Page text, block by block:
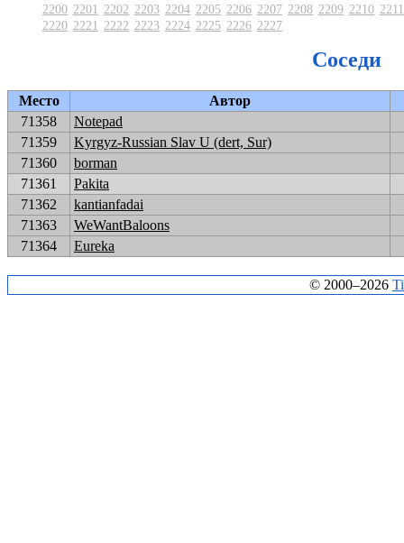
2200 2201 2202 2203 2204 2205 2206 2207 2208 2209 2210 2211
2220 2221 2222 2223 2224 2225 2226 2227
Соседи
Место
Автор
71358
Notepad
71359
Kyrgyz-Russian Slav U (dert, Sur)
71360
borman
71361
Pakita
71362
kantianfadai
71363
WeWantBaloons
71364
Eureka
© 2000–2026